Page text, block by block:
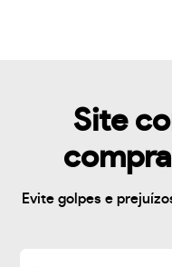
Site
Evite golpes e